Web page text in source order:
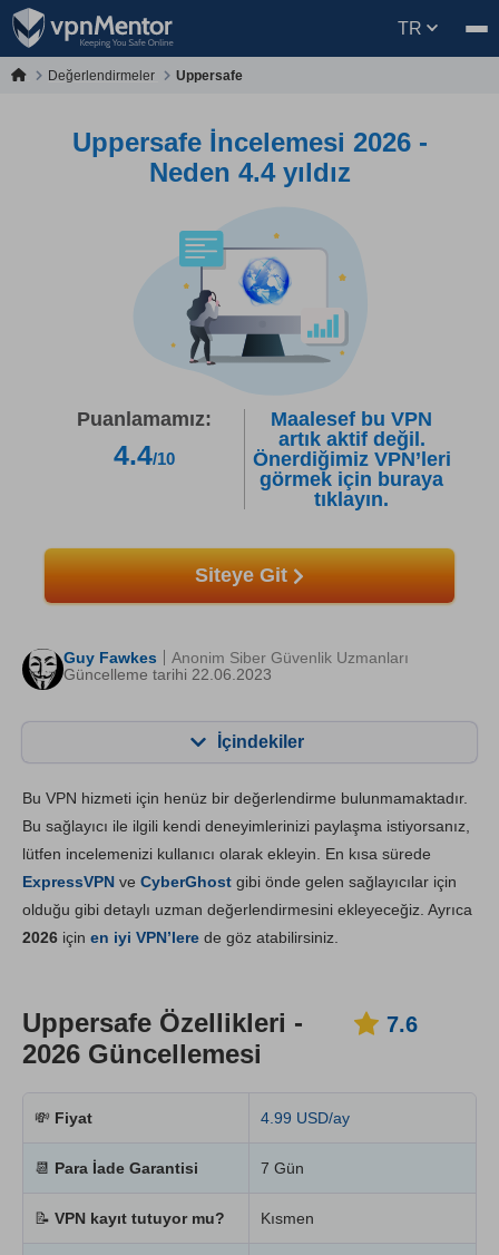
TR
Değerlendirmeler Uppersafe
Uppersafe İncelemesi 2026 -
Neden 4.4 yıldız
Puanlamamız:
4.4/10
Maalesef bu VPN
artık aktif değil.
Önerdiğimiz VPN’leri
görmek için buraya
tıklayın.
Siteye Git
Guy Fawkes
Güncelleme tarihi 22.06.2023
Anonim Siber Güvenlik Uzmanları
İçindekiler
Önemli Özellikler 7.6
Kurulum ve Uygulamalar 7.8
Güvenilirlik & Destek 8.2
Bu VPN hizmeti için henüz bir değerlendirme bulunmamaktadır.
Bu sağlayıcı ile ilgili kendi deneyimlerinizi paylaşma istiyorsanız,
lütfen incelemenizi kullanıcı olarak ekleyin. En kısa sürede
ExpressVPN ve CyberGhost gibi önde gelen sağlayıcılar için
olduğu gibi detaylı uzman değerlendirmesini ekleyeceğiz. Ayrıca
2026 için en iyi VPN’lere de göz atabilirsiniz.
Uppersafe Özellikleri -
2026 Güncellemesi
7.6
💸 Fiyat 4.99 USD/ay
📆 Para İade Garantisi 7 Gün
📝 VPN kayıt tutuyor mu? Kısmen